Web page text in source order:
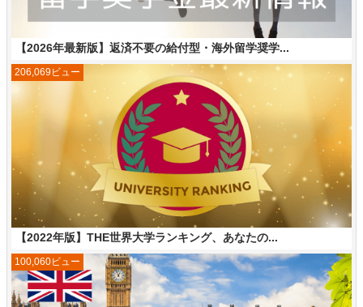
【2026年最新版】返済不要の給付型・海外留学奨学...
【2022年版】THE世界大学ランキング、あなたの...
206,069ビュー
100,060ビュー